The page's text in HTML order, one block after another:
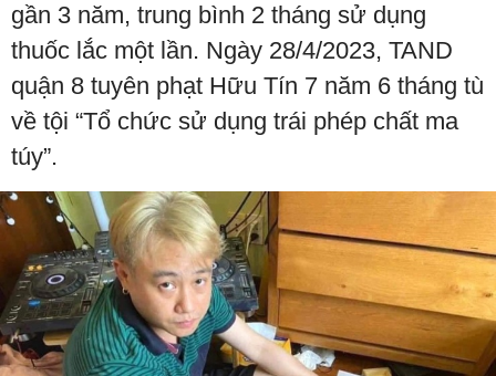
gần 3 năm, trung bình 2 tháng sử dụng
thuốc lắc một lần. Ngày 28/4/2023, TAND
quận 8 tuyên phạt Hữu Tín 7 năm 6 tháng tù
về tội “Tổ chức sử dụng trái phép chất ma
túy”.